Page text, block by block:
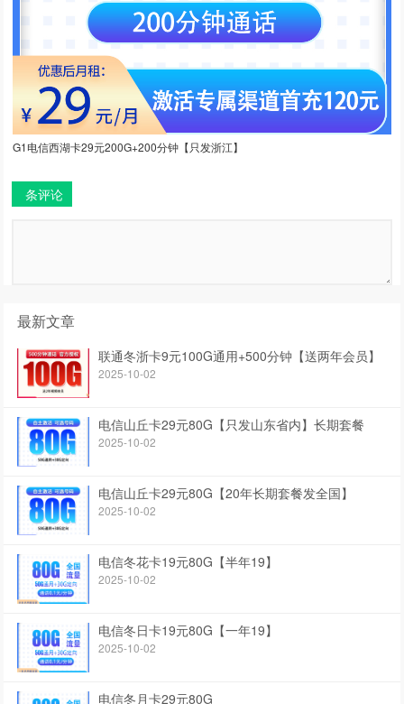
G1电信西湖卡29元200G+200分钟【只发浙江】
条评论
最新文章
联通冬浙卡9元100G通用+500分钟【送两年会员】
2025-10-02
电信山丘卡29元80G【只发山东省内】长期套餐
2025-10-02
电信山丘卡29元80G【20年长期套餐发全国】
2025-10-02
电信冬花卡19元80G【半年19】
2025-10-02
电信冬日卡19元80G【一年19】
2025-10-02
电信冬月卡29元80G